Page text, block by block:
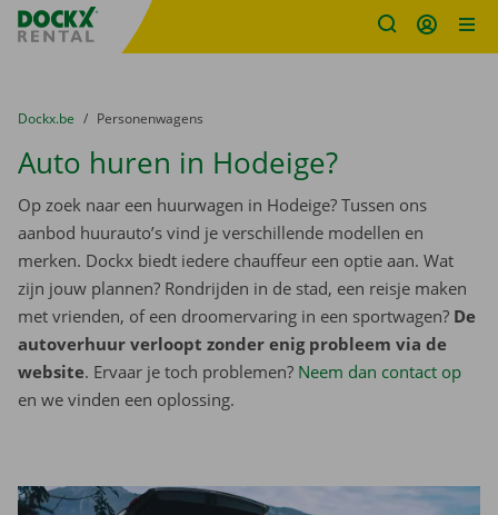
Fratello DEMO
U bevindt zich hier:
van
Dockx.be naar
Personenwagens
Auto huren in Hodeige?
Op zoek naar een huurwagen in Hodeige? Tussen ons
aanbod huurauto’s vind je verschillende modellen en
merken. Dockx biedt iedere chauffeur een optie aan. Wat
zijn jouw plannen? Rondrijden in de stad, een reisje maken
met vrienden, of een droomervaring in een sportwagen? De
autoverhuur verloopt zonder enig probleem via de
website. Ervaar je toch problemen? Neem dan contact op
en we vinden een oplossing.